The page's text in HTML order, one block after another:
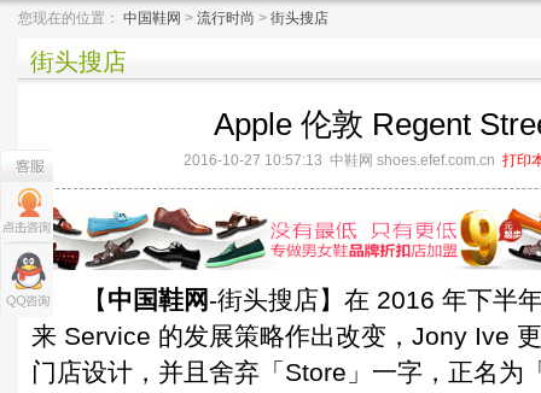
您现在的位置： 中国鞋网 > 流行时尚 > 街头搜店
街头搜店
Apple 伦敦 Regent
2016-10-27 10:57:13 中鞋网 shoes.efef.com.cn 打印
【中国鞋网-街头搜店】在 2016 年下半
来 Service 的发展策略作出改变，Jony Ive
门店设计，并且舍弃「Store」一字，正名为